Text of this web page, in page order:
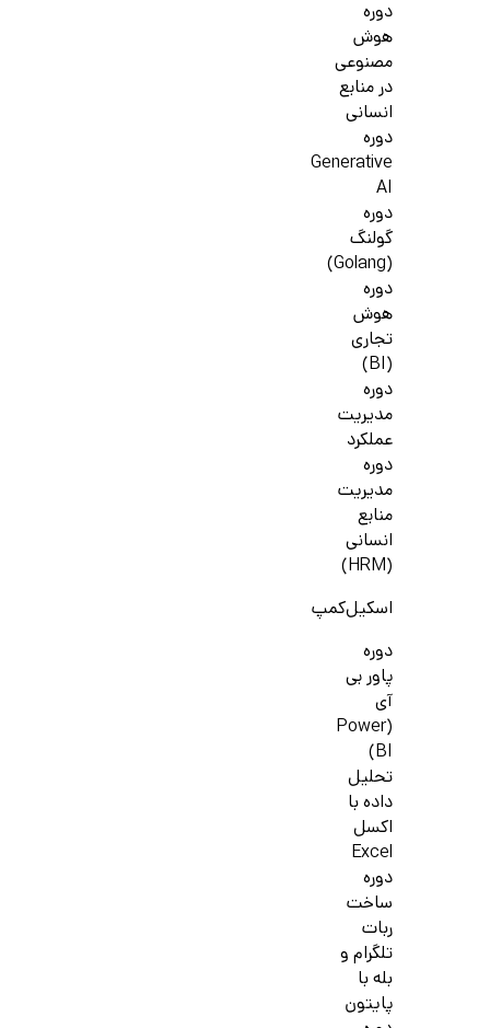
دوره
هوش
مصنوعی
در منابع
انسانی
دوره
Generative
AI
دوره
گولنگ
(Golang)
دوره
هوش
تجاری
(BI)
دوره
مدیریت
عملکرد
دوره
مدیریت
منابع
انسانی
(HRM)
اسکیل‌کمپ
دوره
پاور بی
آی
(Power
BI)
تحلیل
داده با
اکسل
Excel
دوره
ساخت
ربات
تلگرام و
بله با
پایتون